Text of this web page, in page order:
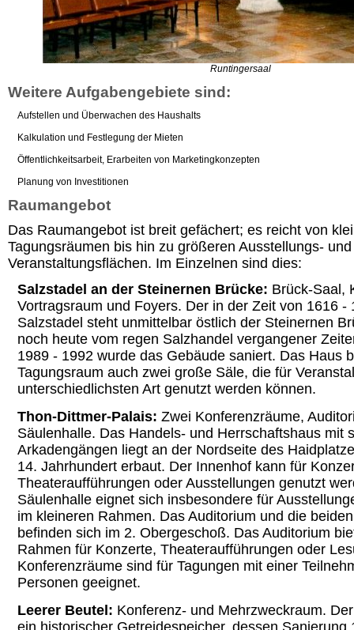
Runtingersaal
Weitere Aufgabengebiete sind:
Aufstellen und Überwachen des Haushalts
Kalkulation und Festlegung der Mieten
Öffentlichkeitsarbeit, Erarbeiten von Marketingkonzepten
Planung von Investitionen
Raumangebot
Das Raumangebot ist breit gefächert; es reicht von
Tagungsräumen bis hin zu größeren Ausstellungs- und
Veranstaltungsflächen. Im Einzelnen sind dies:
Salzstadel an der Steinernen Brücke: Brück-Saal,
Vortragsraum und Foyers. Der in der Zeit von 1616 -
Salzstadel steht unmittelbar östlich der Steinernen
noch heute vom regen Salzhandel vergangener
1989 - 1992 wurde das Gebäude saniert. Das Haus
Tagungsraum auch zwei große Säle, die für
unterschiedlichsten Art genutzt werden können.
Thon-Dittmer-Palais: Zwei Konferenzräume,
Säulenhalle. Das Handels- und Herrschaftshaus mit
Arkadengängen liegt an der Nordseite des
14. Jahrhundert erbaut. Der Innenhof kann für
Theateraufführungen oder Ausstellungen genutzt
Säulenhalle eignet sich insbesondere für
im kleineren Rahmen. Das Auditorium und die
befinden sich im 2. Obergeschoß. Das Auditorium
Rahmen für Konzerte, Theateraufführungen oder
Konferenzräume sind für Tagungen mit einer
Personen geeignet.
Leerer Beutel: Konferenz- und Mehrzweckraum.